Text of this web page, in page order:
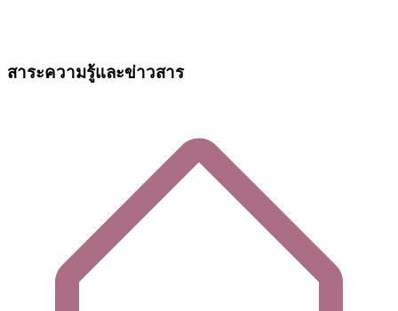
สาระความรู้และข่าวสาร